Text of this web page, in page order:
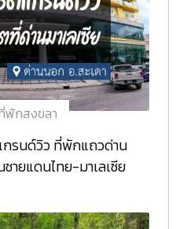
พักสงขลา
กรนด์วิว ที่พักแถวด่าน
ชายแดนไทย-มาเลเซีย